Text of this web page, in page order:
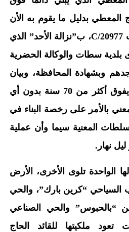
المعطي بدليل ما يقوم به الأن
بناء قيسارية فوق مطلب 20977/C، ب”نزالة الأحد” الذي
بلدية سطات والوكالة الحضرية
وبشهادة المحافظة، وبيان
التصميم الهندسي الذي يفوق أكثر من 70 سنة بدون أي
بالأمر على رخصة البناء في
المعنية سيما وأن عملية
نهار.
الواحدة تلوى الأخرى، الأرض
السياحي “كرين بارك”، والحي
“بالحبوس” والحي الصناعي
ملكيتها للقائد الحاج